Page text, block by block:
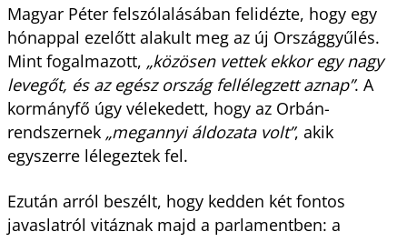
Magyar Péter felszólalásában felidézte, hogy egy
hónappal ezelőtt alakult meg az új Országgyűlés.
Mint fogalmazott, „közösen vettek ekkor egy nagy
levegőt, és az egész ország fellélegzett aznap”. A
kormányfő úgy vélekedett, hogy az Orbán-
rendszernek„megannyi áldozata volt”, akik
egyszerre lélegeztek fel.
Ezután arról beszélt, hogy kedden két fontos
javaslatról vitáznak majd a parlamentben: a